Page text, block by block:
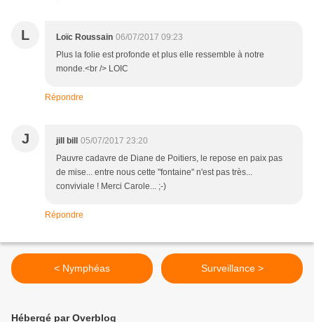
L Loïc Roussain 06/07/2017 09:23
Plus la folie est profonde et plus elle ressemble à notre
monde.<br /> LOIC
Répondre
J jill bill
05/07/2017 23:20
Pauvre cadavre de Diane de Poitiers, le repose en paix pas
de mise... entre nous cette "fontaine" n'est pas très...
conviviale ! Merci Carole... ;-)
Répondre
< Nymphéas Surveillance >
Hébergé par Overblog